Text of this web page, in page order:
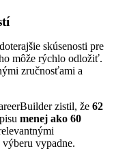
skúsenosti pre
môže rýchlo odložiť.
zručnosťami a
zistil, že 62
menej ako 60
vypadne.